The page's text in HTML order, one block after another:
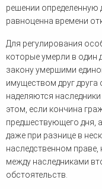
решении определенную
равноценна времени
Для регулирования
которые умерли в один
закону умершими
имуществом друг
наделяются
этом, если кончина
предшествующего дня,
даже при разнице в
наследственном праве,
между наследниками
обстоятельств.